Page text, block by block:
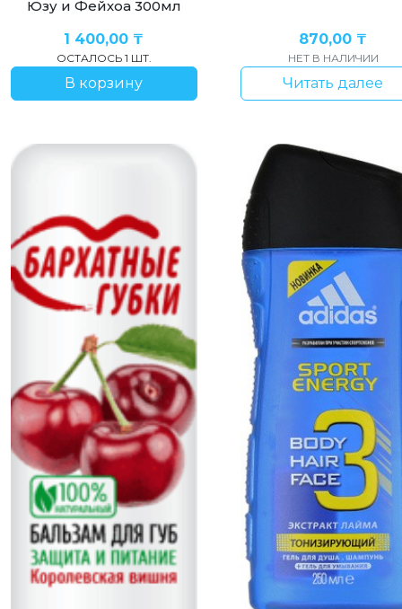
Юзу и Фейхоа 300мл
1 400,00 ₸
ОСТАЛОСЬ 1 ШТ.
В корзину
870,00 ₸
НЕТ В НАЛИЧИИ
Читать далее